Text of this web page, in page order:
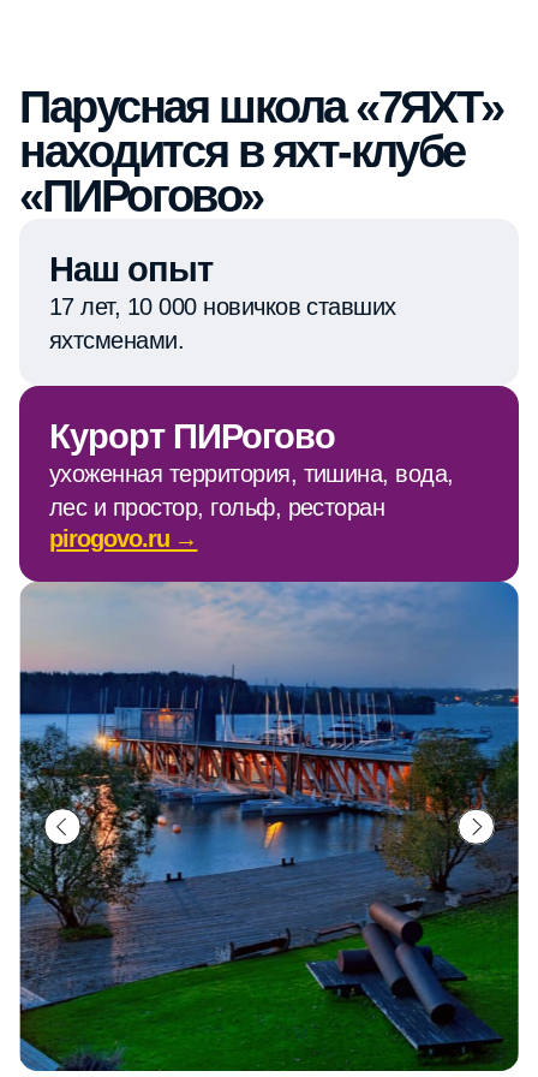
Наш опыт
17 лет, 10 000 новичков ставших
яхтсменами.
Курорт ПИРогово
ухоженная территория, тишина, вода,
лес и простор, гольф, ресторан
Удобная доступность
Скоростная трасса
Яхт-клуб
Современный
Новости, результаты и фото регат
- оперативно на нашем канале.
Будь в курсе
событий!
ПОДПИСАТЬСЯ